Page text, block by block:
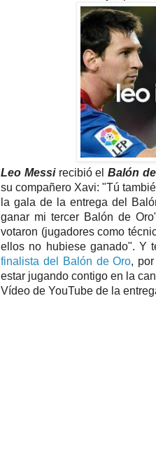
Leo Messirecibió elBalón
su compañero Xavi: "Tú
la gala de la entrega del
ganar mi tercer Balón de
votaron (jugadores como
ellos no hubiese ganado". Y
finalista del Balón de Oro,
estar jugando contigo en la
Vídeo de YouTube de la